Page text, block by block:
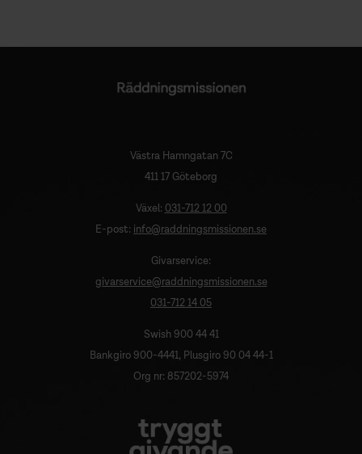
Västra Hamngatan 7C
411 17 Göteborg
Växel: 031-712 12 00
E-post: info@raddningsmissionen.se
Givarservice:
givarservice@raddningsmissionen.se
031-712 14 05
Swish 900 44 41
Bankgiro 900-4441, Plusgiro 90 04 44-1
Org nr: 857202-5974